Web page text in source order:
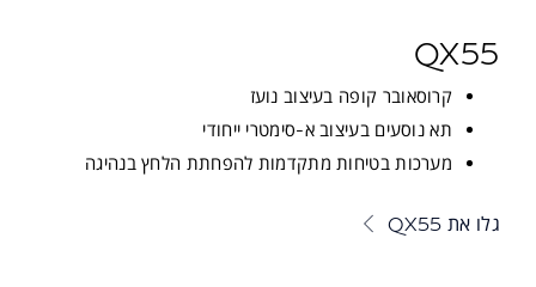
QX55
קרוסאובר קופה בעיצוב נועז
תא נוסעים בעיצוב א-סימטרי ייחודי
מערכות בטיחות מתקדמות להפחתת הלחץ בנהיגה
גלו את QX55